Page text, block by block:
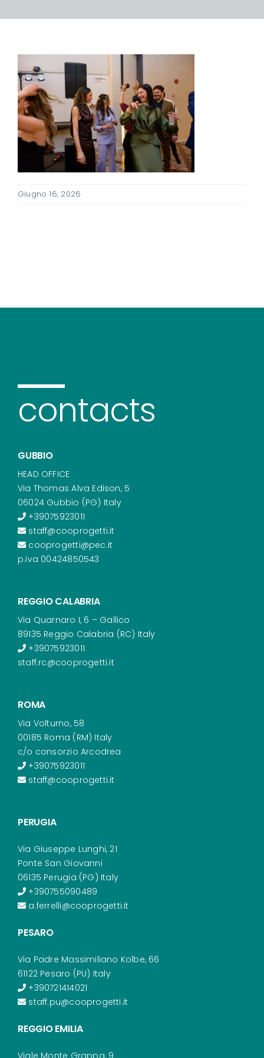
Giugno 16, 2026
contacts
GUBBIO
HEAD OFFICE
Via Thomas Alva Edison, 5
06024 Gubbio (PG) Italy
+39075923011
staff@cooprogetti.it
cooprogetti@pec.it
p.iva 00424850543
REGGIO CALABRIA
Via Quarnaro I, 6 – Gallico
89135 Reggio Calabria (RC) Italy
+39075923011
staff.rc@cooprogetti.it
ROMA
Via Volturno, 58
00185 Roma (RM) Italy
c/o consorzio Arcodrea
+39075923011
staff@cooprogetti.it
PERUGIA
Via Giuseppe Lunghi, 21
Ponte San Giovanni
06135 Perugia (PG) Italy
+390755090489
a.ferrelli@cooprogetti.it
PESARO
Via Padre Massimiliano Kolbe, 66
61122 Pesaro (PU) Italy
+390721414021
staff.pu@cooprogetti.it
REGGIO EMILIA